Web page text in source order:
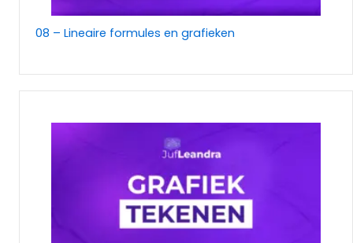
08 – Lineaire formules en grafieken